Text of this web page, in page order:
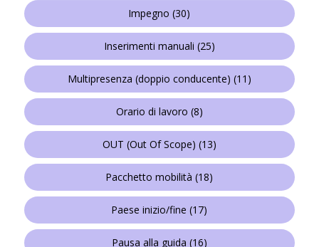
Impegno (30)
Inserimenti manuali (25)
Multipresenza (doppio conducente) (11)
Orario di lavoro (8)
OUT (Out Of Scope) (13)
Pacchetto mobilità (18)
Paese inizio/fine (17)
Pausa alla guida (16)